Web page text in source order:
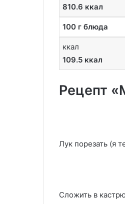
810.6 ккал
100 г блюда
ккал
109.5 ккал
Рецепт
Лук порезать (я
Сложить в